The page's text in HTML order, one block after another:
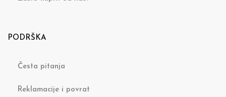
PODRŠKA
Česta pitanja
Reklamacije i povrat